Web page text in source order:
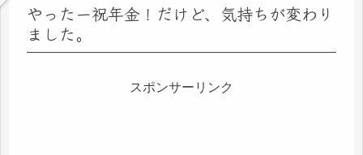
やったー祝年金！だけど、気持ちが変わり
ました。
スポンサーリンク